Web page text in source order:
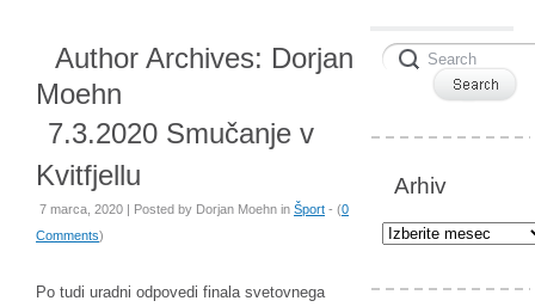
Author Archives: Dorjan
Moehn
7.3.2020 Smučanje v
Kvitfjellu
7 marca, 2020 | Posted by Dorjan Moehn in Šport - (0
Comments)
Po tudi uradni odpovedi finala svetovnega
Arhiv
Arhiv